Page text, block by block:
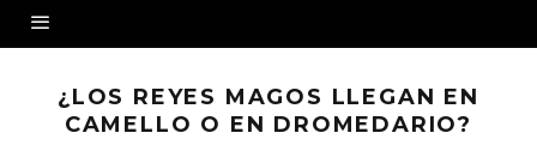
¿LOS REYES MAGOS LLEGAN EN
CAMELLO O EN DROMEDARIO?